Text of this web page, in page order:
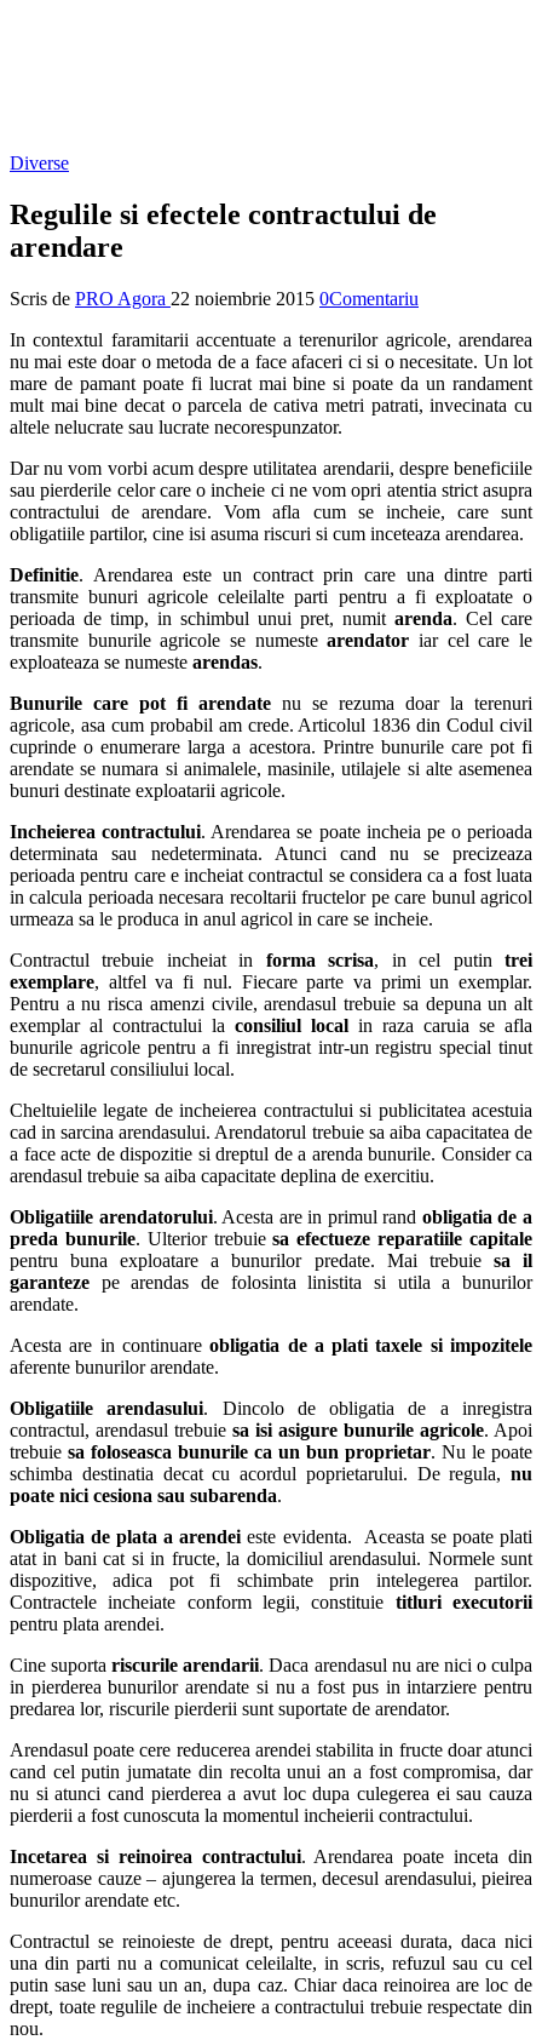
Diverse
Regulile si efectele contractului de
arendare
Scris de PRO Agora 22 noiembrie 2015 0Comentariu
In contextul faramitarii accentuate a terenurilor agricole, arendarea
nu mai este doar o metoda de a face afaceri ci si o necesitate. Un lot
mare de pamant poate fi lucrat mai bine si poate da un randament
mult mai bine decat o parcela de cativa metri patrati, invecinata cu
altele nelucrate sau lucrate necorespunzator.
Dar nu vom vorbi acum despre utilitatea arendarii, despre beneficiile
sau pierderile celor care o incheie ci ne vom opri atentia strict asupra
contractului de arendare. Vom afla cum se incheie, care sunt
obligatiile partilor, cine isi asuma riscuri si cum inceteaza arendarea.
Definitie. Arendarea este un contract prin care una dintre parti
transmite bunuri agricole celeilalte parti pentru a fi exploatate o
perioada de timp, in schimbul unui pret, numit arenda. Cel care
transmite bunurile agricole se numestearendator iar cel care le
exploateaza se numeste arendas.
Bunurile care pot fi arendate nu se rezuma doar la terenuri
agricole, asa cum probabil am crede. Articolul 1836 din Codul civil
cuprinde o enumerare larga a acestora. Printre bunurile care pot fi
arendate se numara si animalele, masinile, utilajele si alte asemenea
bunuri destinate exploatarii agricole.
Incheierea contractului. Arendarea se poate incheia pe o perioada
determinata sau nedeterminata. Atunci cand nu se precizeaza
perioada pentru care e incheiat contractul se considera ca a fost luata
in calcula perioada necesara recoltarii fructelor pe care bunul agricol
urmeaza sa le produca in anul agricol in care se incheie.
Contractul trebuie incheiat in forma scrisa, in cel putintrei
exemplare, altfel va fi nul. Fiecare parte va primi un exemplar.
Pentru a nu risca amenzi civile, arendasul trebuie sa depuna un alt
exemplar al contractului la consiliul local in raza caruia se afla
bunurile agricole pentru a fi inregistrat intr-un registru special tinut
de secretarul consiliului local.
Cheltuielile legate de incheierea contractului si publicitatea acestuia
cad in sarcina arendasului. Arendatorul trebuie sa aiba capacitatea de
a face acte de dispozitie si dreptul de a arenda bunurile. Consider ca
arendasul trebuie sa aiba capacitate deplina de exercitiu.
Obligatiile arendatorului. Acesta are in primul rand obligatia de a
preda bunurile. Ulterior trebuiesa efectueze reparatiile capitale
pentru buna exploatare a bunurilor predate. Mai trebuie sa il
garanteze pe arendas de folosinta linistita si utila a bunurilor
arendate.
Acesta are in continuareobligatia de a plati taxele si impozitele
aferente bunurilor arendate.
Obligatiile arendasului. Dincolo de obligatia de a inregistra
contractul, arendasul trebuie sa isi asigure bunurile agricole. Apoi
trebuie sa foloseasca bunurile ca un bun proprietar. Nu le poate
schimba destinatia decat cu acordul poprietarului. De regula, nu
poate nici cesiona sau subarenda.
Obligatia de plata a arendei este evidenta. Aceasta se poate plati
atat in bani cat si in fructe, la domiciliul arendasului. Normele sunt
dispozitive, adica pot fi schimbate prin intelegerea partilor.
Contractele incheiate conform legii, constituie titluri executorii
pentru plata arendei.
Cine suporta riscurile arendarii. Daca arendasul nu are nici o culpa
in pierderea bunurilor arendate si nu a fost pus in intarziere pentru
predarea lor, riscurile pierderii sunt suportate de arendator.
Arendasul poate cere reducerea arendei stabilita in fructe doar atunci
cand cel putin jumatate din recolta unui an a fost compromisa, dar
nu si atunci cand pierderea a avut loc dupa culegerea ei sau cauza
pierderii a fost cunoscuta la momentul incheierii contractului.
Incetarea si reinoirea contractului. Arendarea poate inceta din
numeroase cauze – ajungerea la termen, decesul arendasului, pieirea
bunurilor arendate etc.
Contractul se reinoieste de drept, pentru aceeasi durata, daca nici
una din parti nu a comunicat celeilalte, in scris, refuzul sau cu cel
putin sase luni sau un an, dupa caz. Chiar daca reinoirea are loc de
drept, toate regulile de incheiere a contractului trebuie respectate din
nou.